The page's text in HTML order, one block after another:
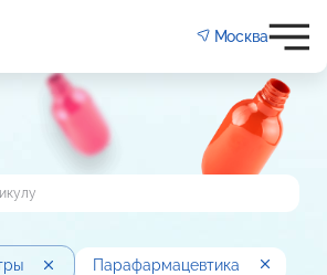
Москва
Пара­фарма­цевтика